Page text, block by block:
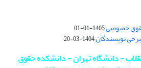
خصوصی1405-01-01
نویسندگان1404-03-20
- دانشگاه تهران - دانشکده حقوق